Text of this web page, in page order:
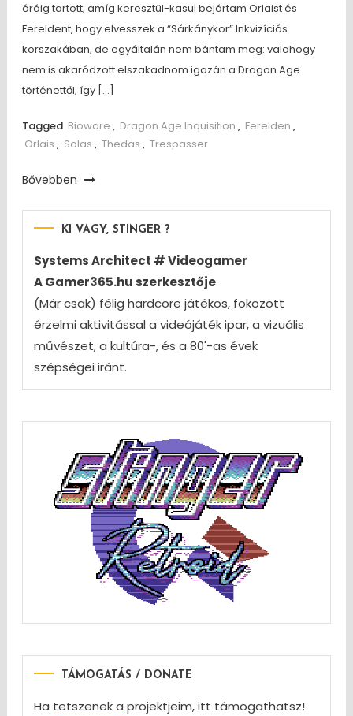
óráig tartott, amíg keresztül-kasul bejártam Orlaist és
Fereldent, hogy elvesszek a “Sárkánykor” Inkvizíciós
korszakában, de egyáltalán nem bántam meg: valahogy
nem is akaródzott elszakadnom igazán a Dragon Age
történettől, így […]
Tagged Bioware , Dragon Age Inquisition , Ferelden ,
Orlais , Solas , Thedas , Trespasser
Bővebben
KI VAGY, STINGER ?
Systems Architect # Videogamer
A Gamer365.hu szerkesztője
(Már csak) félig hardcore játékos, fokozott
érzelmi aktivitással a videójáték ipar, a vizuális
művészet, a kultúra-, és a 80'-as évek
szépségei iránt.
TÁMOGATÁS / DONATE
Ha tetszenek a projektjeim, itt támogathatsz!